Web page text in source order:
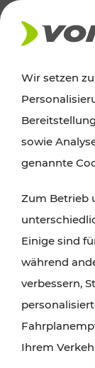
Wien,
Radtouren
Attraktionen
Angeboten
Wir setzen
sowie
genannte
Zum Betrieb
Einige sind
während
verbessern,
Ihrem